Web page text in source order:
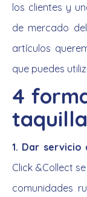
los clientes y
de mercado
artículos
que puedes
4
1. Dar servicio
Click &Collect
comunidades